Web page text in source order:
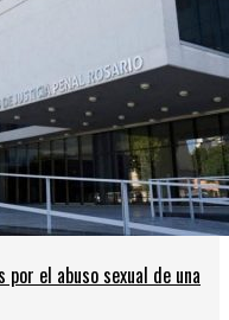
por el abuso sexual de una